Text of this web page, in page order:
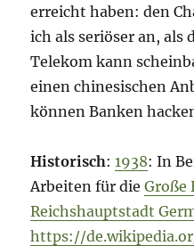
erreicht haben: den
ich als seriöser an, als
Telekom kann
einen chinesischen
können Banken
Historisch:1938: In
Arbeiten für dieGroße
Reichshauptstadt
https://